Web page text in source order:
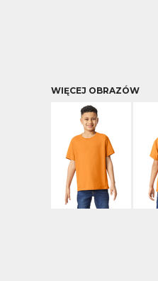
WIĘCEJ OBRAZÓW